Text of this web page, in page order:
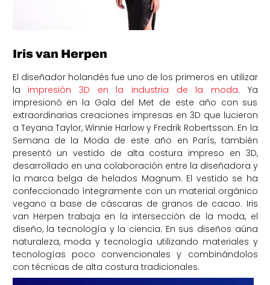
Iris van Herpen
El diseñador holandés fue uno de los primeros en utilizar
la impresión 3D en la industria de la moda. Ya
impresionó en la Gala del Met de este año con sus
extraordinarias creaciones impresas en 3D que lucieron
a Teyana Taylor, Winnie Harlow y Fredrik Robertsson. En la
Semana de la Moda de este año en París, también
presentó un vestido de alta costura impreso en 3D,
desarrollado en una colaboración entre la diseñadora y
la marca belga de helados Magnum. El vestido se ha
confeccionado íntegramente con un material orgánico
vegano a base de cáscaras de granos de cacao. Iris
van Herpen trabaja en la intersección de la moda, el
diseño, la tecnología y la ciencia. En sus diseños aúna
naturaleza, moda y tecnología utilizando materiales y
tecnologías poco convencionales y combinándolos
con técnicas de alta costura tradicionales.